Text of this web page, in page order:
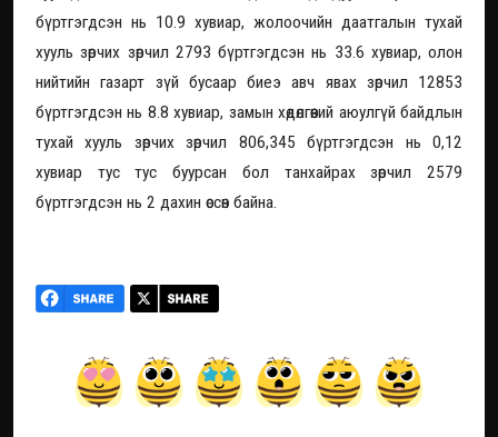
бүртгэгдсэн нь 10.9 хувиар, жолоочийн даатгалын тухай
хууль зөрчих зөрчил 2793 бүртгэгдсэн нь 33.6 хувиар, олон
нийтийн газарт зүй бусаар биеэ авч явах зөрчил 12853
бүртгэгдсэн нь 8.8 хувиар, замын хөдөлгөөний аюулгүй байдлын
тухай хууль зөрчих зөрчил 806,345 бүртгэгдсэн нь 0,12
хувиар тус тус буурсан бол танхайрах зөрчил 2579
бүртгэгдсэн нь 2 дахин өссөн байна.